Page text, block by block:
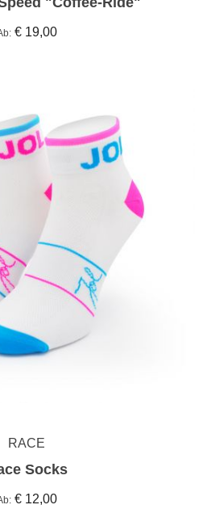
€ 19,00
RACE
Socks
€ 12,00